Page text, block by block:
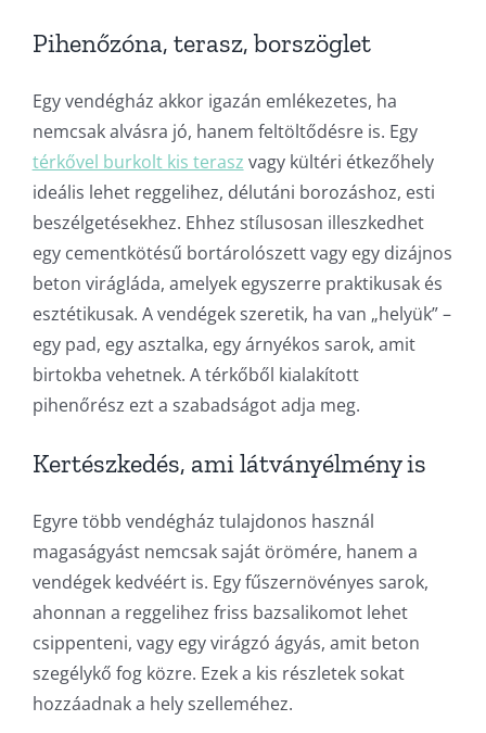
Pihenőzóna, terasz, borszöglet
Egy vendégház akkor igazán emlékezetes, ha
nemcsak alvásra jó, hanem feltöltődésre is. Egy
térkővel burkolt kis terasz vagy kültéri étkezőhely
ideális lehet reggelihez, délutáni borozáshoz, esti
beszélgetésekhez. Ehhez stílusosan illeszkedhet
egy cementkötésű bortárolószett vagy egy dizájnos
beton virágláda, amelyek egyszerre praktikusak és
esztétikusak. A vendégek szeretik, ha van „helyük” –
egy pad, egy asztalka, egy árnyékos sarok, amit
birtokba vehetnek. A térkőből kialakított
pihenőrész ezt a szabadságot adja meg.
Kertészkedés, ami látványélmény is
Egyre több vendégház tulajdonos használ
magaságyást nemcsak saját örömére, hanem a
vendégek kedvéért is. Egy fűszernövényes sarok,
ahonnan a reggelihez friss bazsalikomot lehet
csippenteni, vagy egy virágzó ágyás, amit beton
szegélykő fog közre. Ezek a kis részletek sokat
hozzáadnak a hely szelleméhez.